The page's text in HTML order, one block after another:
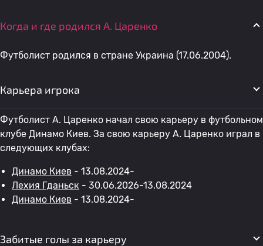
Когда и где родился A. Царенко
Футболист родился в стране Украина (17.06.2004).
Карьера игрока
Футболист A. Царенко начал свою карьеру в футбольном
клубе Динамо Киев. За свою карьеру A. Царенко играл в
следующих клубах:
Динамо Киев - 13.08.2024-
Лехия Гданьск - 30.06.2026-13.08.2024
Динамо Киев - 13.08.2024-
Забитые голы за карьеру